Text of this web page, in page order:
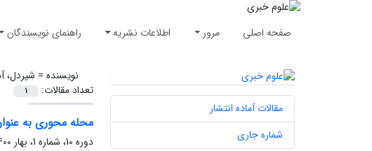
صفحه اصلی مرور اطلاعات نشریه راهنمای نویسندگان
نویسنده = شیردل،
تعداد مقالات:
1
محله محوری به
دوره 10، شماره 1، بهار 1400، صفحه
مقالات آماده انتشار
شماره جاری